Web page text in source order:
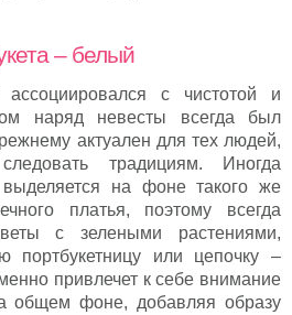
– белый
с чистотой и
наряд невесты всегда был
актуален для тех людей,
традициям. Иногда
на фоне такого же
платья, поэтому всегда
с зелеными растениями,
портбукетницу или цепочку –
привлечет к себе внимание
общем фоне, добавляя образу